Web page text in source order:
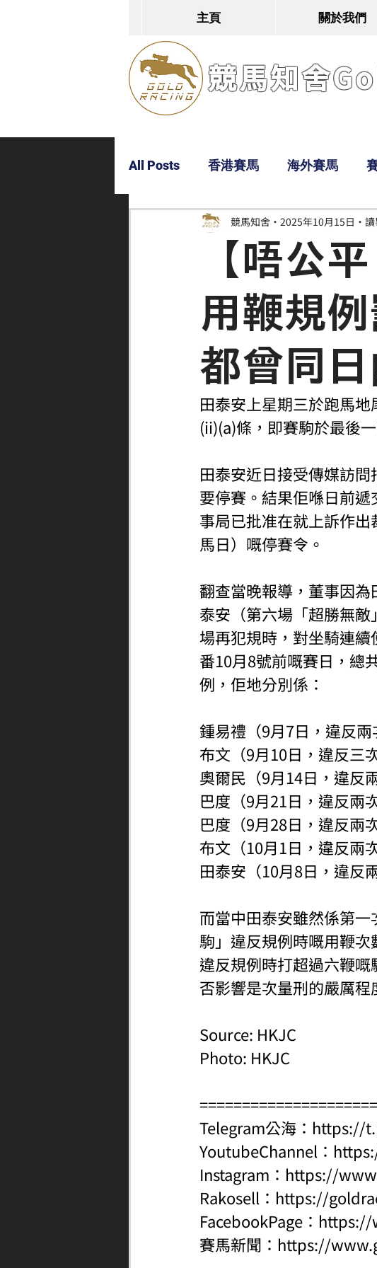
主頁 關於我們
競馬知舍
All Posts 香港賽馬 海外賽馬
Bobby 超仔 Tony
【唔公
用鞭規
都曾同
競馬知舍 2025年10月15日
田泰安上星期三於跑馬
(ii)(a)條，即賽駒於最後
田泰安近日接受傳媒訪
要停賽。結果佢喺日前
事局已批准在就上訴作
馬日）嘅停賽令。
翻查當晚報導，董事因
泰安（第六場「超勝無
場再犯規時，對坐騎連
番10月8號前嘅賽日，總
例，佢地分別係：
鍾易禮（9月7日，違反兩
布文（9月10日，違反三次
奧爾民（9月14日，違反兩
巴度（9月21日，違反兩
巴度（9月28日，違反兩
布文（10月1日，違反兩次
田泰安（10月8日，違反兩
而當中田泰安雖然係第
駒」違反規例時嘅用鞭
違反規例時打超過六鞭
否影響是次量刑的嚴厲程
Source: HKJC
Photo: HKJC
Telegram公海： https://
YoutubeChannel：
Instagram： https://
Rakosell： https://
FacebookPage： https://
賽馬新聞： https://